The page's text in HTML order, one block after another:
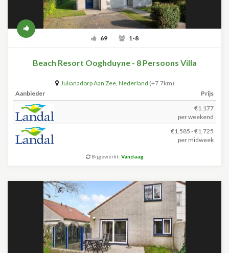
69 1-8
Beach Resort Ooghduyne - 8 Persoons Villa
Julianadorp Aan Zee, Nederland (+7.7km)
Aanbieder
Prijs
€1.177
per weekend
€1.585 - €1.725
per midweek
Bijgewerkt: Vandaag